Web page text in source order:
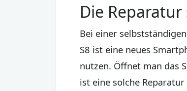
Die
Bei einer
S8 ist eine neues
nutzen. Öffnet man das
ist eine solche